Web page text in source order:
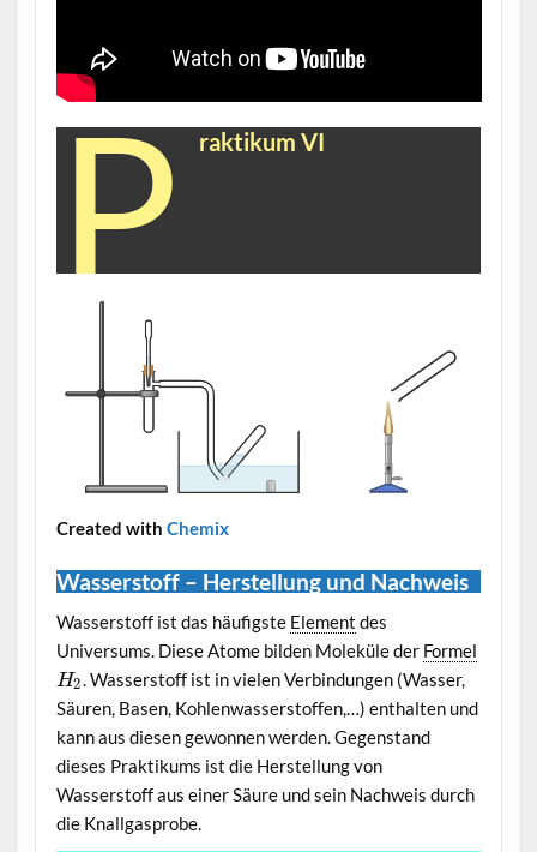
P raktikum VI
Created with Chemix
Wasserstoff – Herstellung und Nachweis
Wasserstoff ist das häufigste Element des
Universums. Diese Atome bilden Moleküle der Formel
H2 . Wasserstoff ist in vielen Verbindungen (Wasser,
Säuren, Basen, Kohlenwasserstoffen,…) enthalten und
kann aus diesen gewonnen werden. Gegenstand
dieses Praktikums ist die Herstellung von
Wasserstoff aus einer Säure und sein Nachweis durch
die Knallgasprobe.